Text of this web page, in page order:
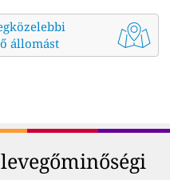
állomást